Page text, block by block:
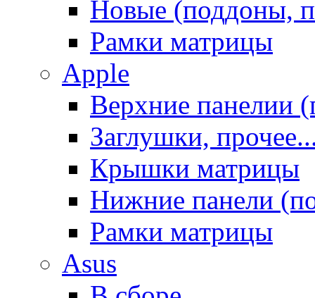
Новые (поддоны,
Рамки матрицы
Apple
Верхние панелии
Заглушки,
Крышки матрицы
Нижние панели
Рамки матрицы
Asus